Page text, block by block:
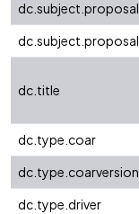
dc.subject.proposal
dc.subject.proposal
dc.title
dc.type.coar
dc.type.coarversion
dc.type.driver